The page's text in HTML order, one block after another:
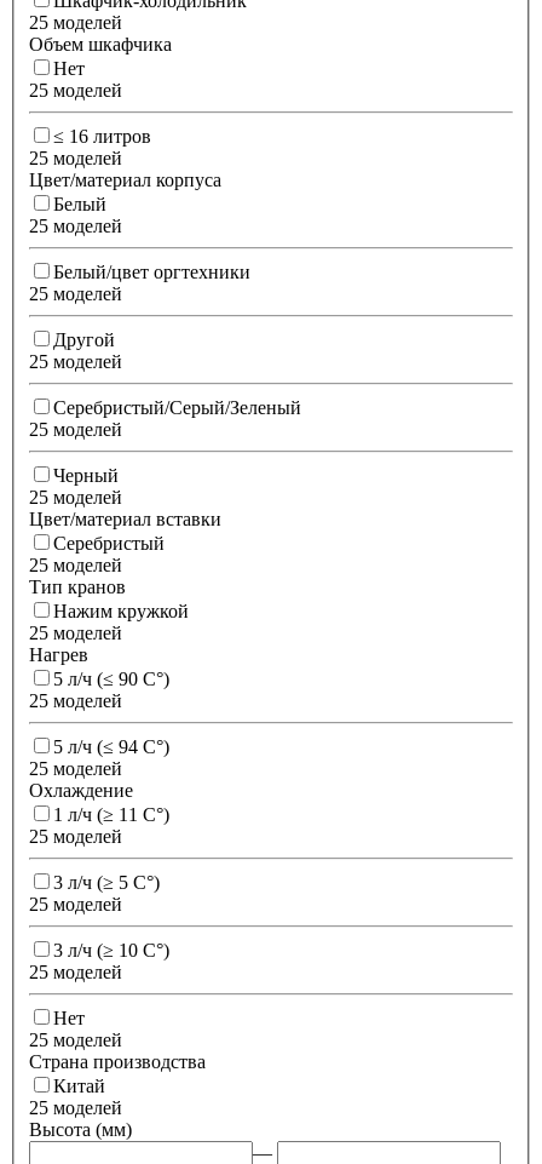
25 моделей
Объем шкафчика
Нет
25 моделей
≤ 16 литров
25 моделей
Цвет/материал корпуса
Белый
25 моделей
Белый/цвет оргтехники
25 моделей
Другой
25 моделей
Серебристый/Серый/Зеленый
25 моделей
Черный
25 моделей
Цвет/материал вставки
Серебристый
25 моделей
Тип кранов
Нажим кружкой
25 моделей
Нагрев
5 л/ч (≤ 90 C°)
25 моделей
5 л/ч (≤ 94 C°)
25 моделей
Охлаждение
1 л/ч (≥ 11 C°)
25 моделей
3 л/ч (≥ 5 C°)
25 моделей
3 л/ч (≥ 10 C°)
25 моделей
Нет
25 моделей
Страна производства
Китай
25 моделей
Высота (мм)
—